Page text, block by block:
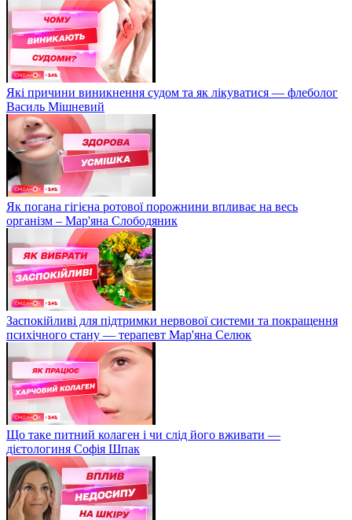
Які причини виникнення судом та як лікуватися — флеболог
Василь Мішневий
Як погана гігієна ротової порожнини впливає на весь
організм – Мар'яна Слободяник
Заспокійливі для підтримки нервової системи та покращення
психічного стану — терапевт Мар'яна Селюк
Що таке питний колаген і чи слід його вживати —
дієтологиня Софія Шпак